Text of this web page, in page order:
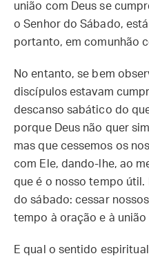
união com Deus se
o Senhor do Sábado,
portanto, em comunhão
No entanto, se bem
discípulos estavam
descanso sabático do
porque Deus não quer
mas que cessemos os
com Ele, dando-lhe, ao
que é o nosso tempo útil.
do sábado: cessar
tempo à oração e à união
E qual o sentido